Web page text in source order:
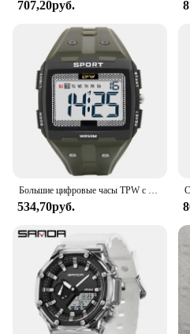
707,20руб.
Большие цифровые часы TPW с большими цифрами, легкое чтение, водостойкость до 5 атм
534,70руб.